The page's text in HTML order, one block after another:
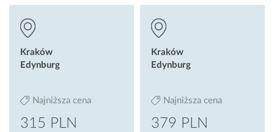
Kraków
Edynburg
Najniższa cena
315 PLN
Kraków
Edynburg
Najniższa cena
379 PLN